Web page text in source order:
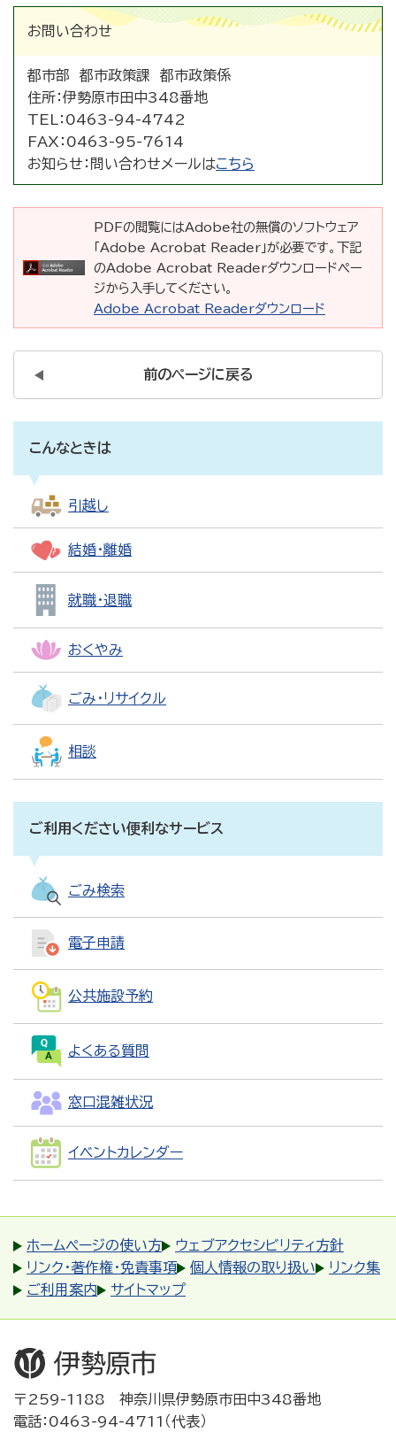
お問い合わせ
都市部 都市政策課 都市政策係
住所：伊勢原市田中348番地
TEL： 0463-94-4742
FAX： 0463-95-7614
お知らせ： 問い合わせメールはこちら
PDFの閲覧にはAdobe社の無償のソフトウェア
「Adobe Acrobat Reader」が必要です。下記
のAdobe Acrobat Readerダウンロードペー
ジから入手してください。
Adobe Acrobat Readerダウンロード
前のページに戻る
こんなときは
引越し
結婚・離婚
就職・退職
おくやみ
ごみ・リサイクル
相談
ご利用ください便利なサービス
ごみ検索
電子申請
公共施設予約
よくある質問
窓口混雑状況
イベントカレンダー
ホームページの使い方
ウェブアクセシビリティ方針
リンク・著作権・免責事項
個人情報の取り扱い
リンク集
ご利用案内
サイトマップ
〒259-1188 神奈川県伊勢原市田中348番地
電話：0463-94-4711（代表）